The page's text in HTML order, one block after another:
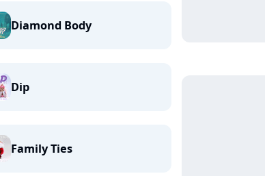
Diamond Body
Dip
Family Ties